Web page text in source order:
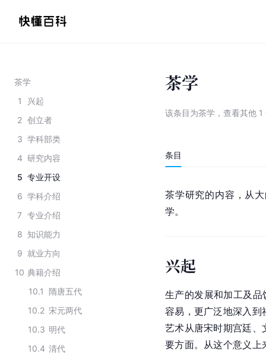
茶学
1
兴起
2 创立者
3 学科部类
4 研究内容
5 专业开设
6 学科介绍
7 专业介绍
8 知识能力
9 就业方向
10 典籍介绍
10.1 隋唐五代
10.2 宋元两代
10.3 明代
10.4 清代
茶学
该条目为茶学 ， 查看其他 1
条目
茶学研究的内容，从
学。
兴起
生产的发展和加工及品
容易，更广泛地深入到
艺术从唐宋时期宫廷、
要方面。从这个意义上